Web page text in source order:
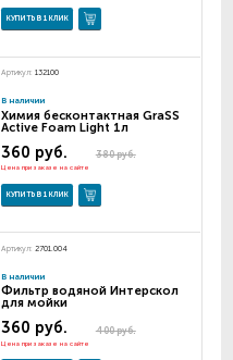
КУПИТЬ В 1 КЛИК
Артикул: 132100
В наличии
Химия бесконтактная GraSS
Active Foam Light 1л
380 руб.
360 руб.
Цена при заказе на сайте
КУПИТЬ В 1 КЛИК
Артикул: 2701.004
В наличии
Фильтр водяной Интерскол
для мойки
400 руб.
360 руб.
Цена при заказе на сайте